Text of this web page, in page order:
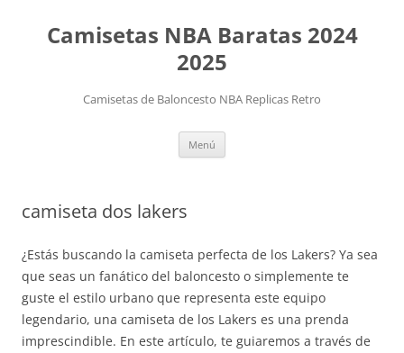
Camisetas NBA Baratas 2024
2025
Camisetas de Baloncesto NBA Replicas Retro
Menú
camiseta dos lakers
¿Estás buscando la camiseta perfecta de los Lakers? Ya sea
que seas un fanático del baloncesto o simplemente te
guste el estilo urbano que representa este equipo
legendario, una camiseta de los Lakers es una prenda
imprescindible. En este artículo, te guiaremos a través de